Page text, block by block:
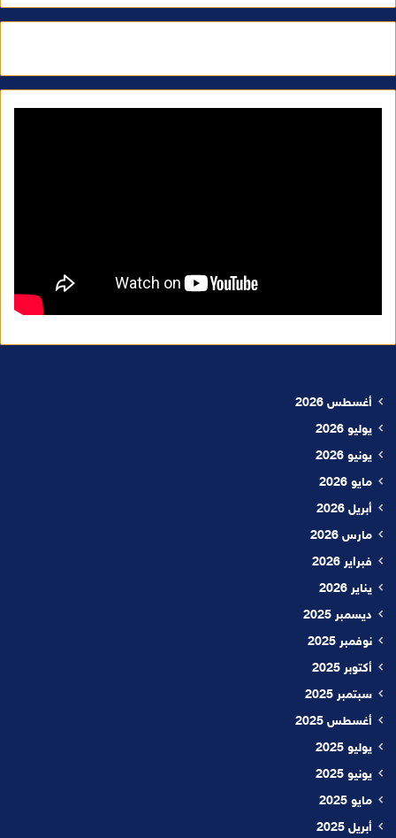
أغسطس 2026
يوليو 2026
يونيو 2026
مايو 2026
أبريل 2026
مارس 2026
فبراير 2026
يناير 2026
ديسمبر 2025
نوفمبر 2025
أكتوبر 2025
سبتمبر 2025
أغسطس 2025
يوليو 2025
يونيو 2025
مايو 2025
أبريل 2025